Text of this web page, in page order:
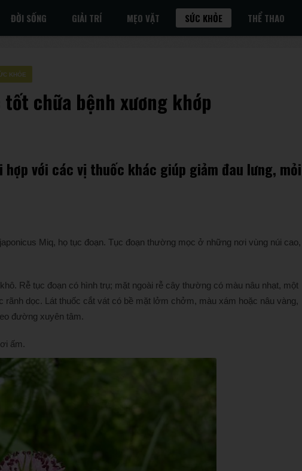
ĐỜI SỐNG GIẢI TRÍ MẸO VẶT SỨC KHỎE THỂ THAO
KHỎE
chữa bệnh xương khớp
hợp với các vị thuốc khác giúp giảm đau lưng, mỏi
Miq, họ tục đoạn. Tục đoạn thường mọc ở những nơi vùng núi cao,
Rễ tục đoạn có hình trụ; mặt ngoài rễ cây thường có màu nâu nhạt, một
rãnh dọc. Lát thuốc cắt vát có bề mặt lởm chởm, màu xám hoặc nâu vàng,
đường xuyên tâm.
ấm.